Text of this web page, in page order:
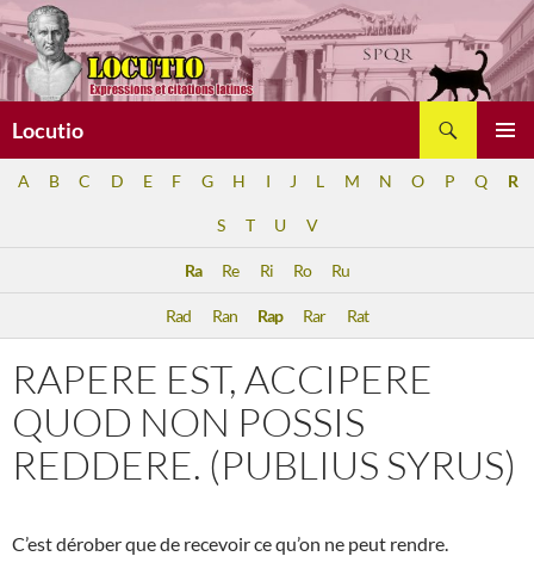
Aller
au
contenu
Locutio
A B C D E F G H I J L M N O P Q R
S T U V
Ra Re Ri Ro Ru
Rad Ran Rap Rar Rat
RAPERE EST, ACCIPERE
QUOD NON POSSIS
REDDERE. (PUBLIUS SYRUS)
C’est dérober que de recevoir ce qu’on ne peut rendre.